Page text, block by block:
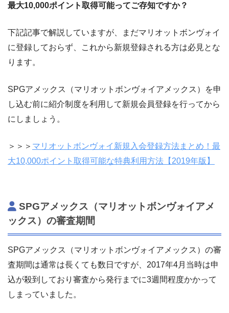
最大10,000ポイント取得可能ってご存知ですか？
下記記事で解説していますが、まだマリオットボンヴォイ
に登録しておらず、これから新規登録される方は必見とな
ります。
SPGアメックス（マリオットボンヴォイアメックス）を申
し込む前に紹介制度を利用して新規会員登録を行ってから
にしましょう。
＞＞＞ マリオットボンヴォイ新規入会登録方法まとめ！最
大10,000ポイント取得可能な特典利用方法【2019年版】
SPGアメックス（マリオットボンヴォイアメ
ックス）の審査期間
SPGアメックス（マリオットボンヴォイアメックス）の審
査期間は通常は長くても数日ですが、2017年4月当時は申
込が殺到しており審査から発行までに3週間程度かかって
しまっていました。